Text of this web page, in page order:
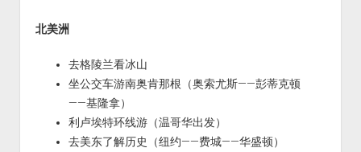
北美洲
去格陵兰看冰山
坐公交车游南奥肯那根（奥索尤斯——彭蒂克顿
——基隆拿）
利卢埃特环线游（温哥华出发）
去美东了解历史（纽约——费城——华盛顿）